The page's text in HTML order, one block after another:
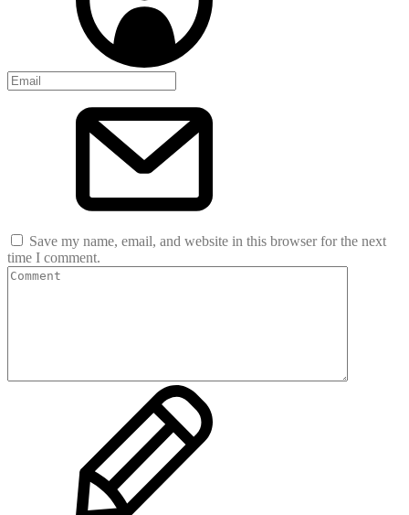
Save my name, email, and website in this browser for the next
time I comment.